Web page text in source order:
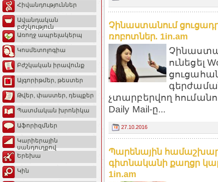
Հիվանդություններ
Ավանդական
բժշկություն
Առողջ ապրելակերպ
Կոսմետոլոգիա
Բժշկական իրավունք
Ալգորիթմեր, թեստեր
Թվեր, փաստեր, դեպքեր
Պատմական խրոնիկա
Աֆորիզմներ
Կարիերային
սանդուղքով
Երեխա
Կին
Չինաստանում
ռոբոտներ. 1in.am
ունեցել
չտարբերվող
Daily Mail-ը...
27.10.2016
Պարենային
գիտնականի քաղցր
1in.am